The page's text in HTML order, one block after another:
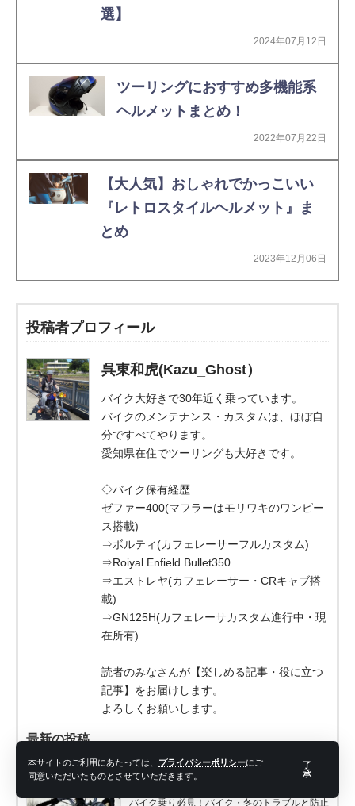
本サイトのご利用にあたっては、 プライバシーポリシーにご
同意いただいたものとさせていただきます。
了
承
選】
2024年07月12日
ツーリングにおすすめ多機能系
ヘルメットまとめ！
2022年07月22日
【大人気】おしゃれでかっこいい
『レトロスタイルヘルメット』ま
とめ
2023年12月06日
投稿者プロフィール
呉東和虎(Kazu_Ghost）
バイク大好きで30年近く乗っています。
バイクのメンテナンス・カスタムは、ほぼ自
分ですべてやります。
愛知県在住でツーリングも大好きです。
◇バイク保有経歴
ゼファー400(マフラーはモリワキのワンピー
ス搭載)
⇒ボルティ(カフェレーサーフルカスタム)
⇒Roiyal Enfield Bullet350
⇒エストレヤ(カフェレーサー・CRキャブ搭
載)
⇒GN125H(カフェレーサカスタム進行中・現
在所有)
読者のみなさんが【楽しめる記事・役に立つ
記事】をお届けします。
よろしくお願いします。
最新の投稿
投稿者アーカイブ
バイク乗り必見！バイク・冬のトラブルと防止